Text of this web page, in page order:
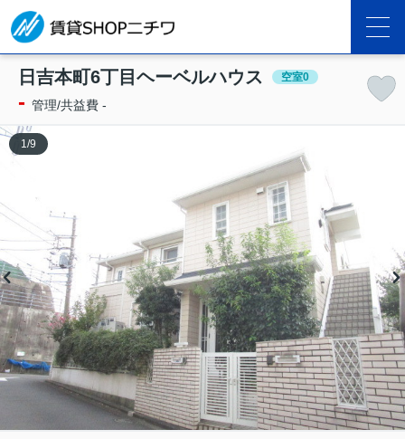
日吉本町6丁目ヘーベルハウス 空室0
- 管理/共益費 -
1 /9